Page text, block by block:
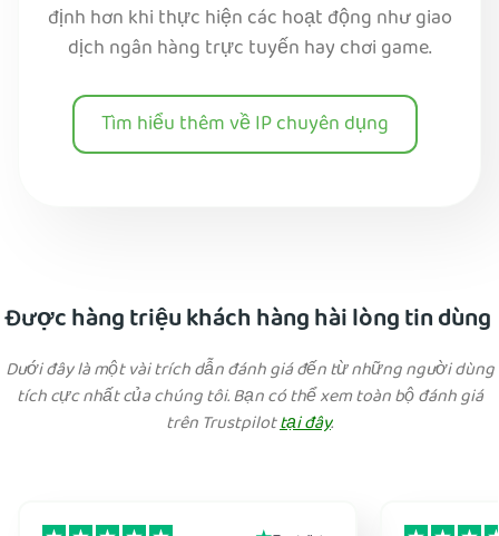
định hơn khi thực hiện các hoạt động như giao
dịch ngân hàng trực tuyến hay chơi game.
Tìm hiểu thêm về IP chuyên dụng
Được hàng triệu khách hàng hài lòng tin dùng
Dưới đây là một vài trích dẫn đánh giá đến từ những người dùng
tích cực nhất của chúng tôi. Bạn có thể xem toàn bộ đánh giá
trên Trustpilottại đây.